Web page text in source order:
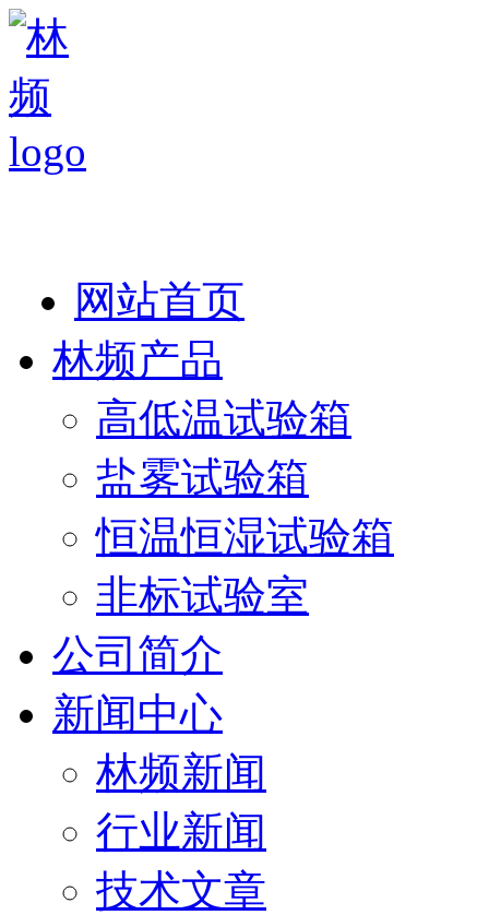
网站首页
林频产品
高低温试验箱
盐雾试验箱
恒温恒湿试验箱
非标试验室
公司简介
新闻中心
林频新闻
行业新闻
技术文章